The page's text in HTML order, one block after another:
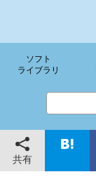
ソフト
ライブラリ
共有